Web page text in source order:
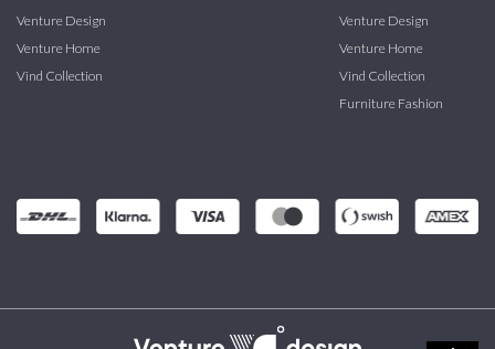
Venture Design
Venture Home
Vind Collection
Venture Design
Venture Home
Vind Collection
Furniture Fashion